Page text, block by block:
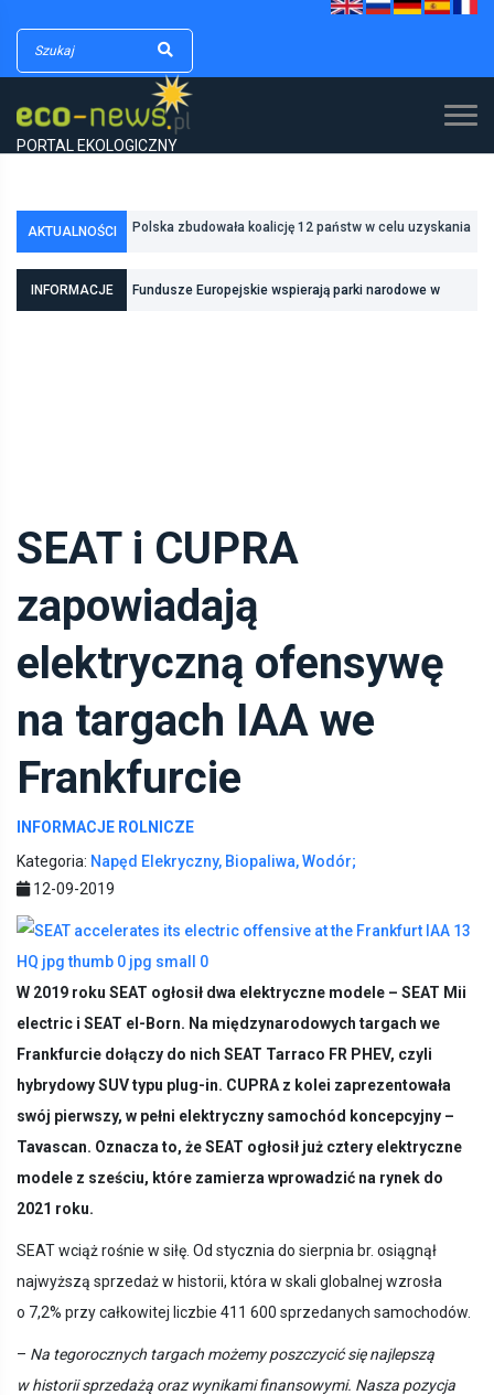
PORTAL EKOLOGICZNY
AKTUALNOŚCI
inwestycjom w zielono-niebieską infrastrukturę
dodatkowych środków na inwestycje w transformację
INFORMACJE Fundusze Europejskie wspierają parki narodowe w
SEAT i CUPRA
zapowiadają
elektryczną ofensywę
na targach IAA we
Frankfurcie
INFORMACJE ROLNICZE
Kategoria: Napęd Elekryczny, Biopaliwa, Wodór;
12-09-2019
W 2019 roku SEAT ogłosił dwa elektryczne modele – SEAT Mii
electric i SEAT el-Born. Na międzynarodowych targach we
Frankfurcie dołączy do nich SEAT Tarraco FR PHEV, czyli
hybrydowy SUV typu plug-in. CUPRA z kolei zaprezentowała
swój pierwszy, w pełni elektryczny samochód koncepcyjny –
Tavascan. Oznacza to, że SEAT ogłosił już cztery elektryczne
modele z sześciu, które zamierza wprowadzić na rynek do
2021 roku.
SEAT wciąż rośnie w siłę. Od stycznia do sierpnia br. osiągnął
najwyższą sprzedaż w historii, która w skali globalnej wzrosła
o 7,2% przy całkowitej liczbie 411 600 sprzedanych samochodów.
– Na tegorocznych targach możemy poszczycić się najlepszą
w historii sprzedażą oraz wynikami finansowymi. Nasza pozycja